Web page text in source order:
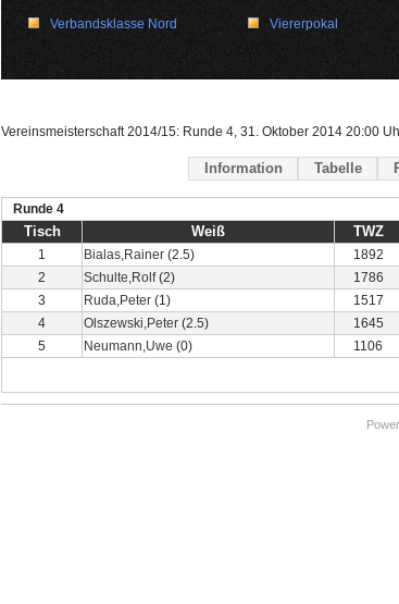
Verbandsklasse Nord Viererpokal
Vereinsmeisterschaft 2014/15: Runde 4, 31. Oktober 2014 20:00
Information Tabelle
Runde 4
Tisch Weiß TWZ
1 Bialas,Rainer (2.5) 1892
2
Schulte,Rolf(2) 1786
3
Ruda,Peter (1) 1517
4
Olszewski,Peter (2.5) 1645
5
Neumann,Uwe (0) 1106